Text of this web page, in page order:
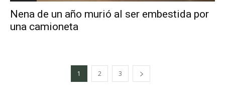
Nena de un año murió al ser embestida por
una camioneta
1 2 3